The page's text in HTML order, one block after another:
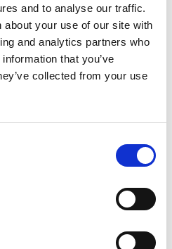
and to analyse our traffic.
about your use of our site with
and analytics partners who
that you’ve
collected from your use
20144 Milan,